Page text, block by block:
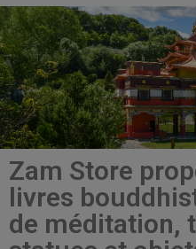
Zam Store
livres
de méditation,